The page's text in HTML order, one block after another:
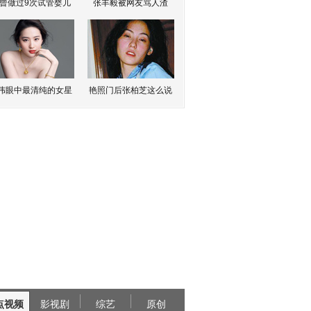
做过9次试管婴儿 张丰毅被网友骂人渣
眼中最清纯的女星 艳照门后张柏芝这么说
视频 影视剧 综艺 原创